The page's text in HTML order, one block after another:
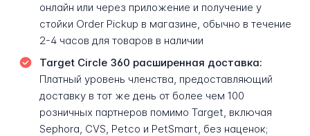
онлайн или через приложение и получение у
стойки Order Pickup в магазине, обычно в течение
2-4 часов для товаров в наличии
Target Circle 360 расширенная доставка:
Платный уровень членства, предоставляющий
доставку в тот же день от более чем 100
розничных партнеров помимо Target, включая
Sephora, CVS, Petco и PetSmart, без наценок;